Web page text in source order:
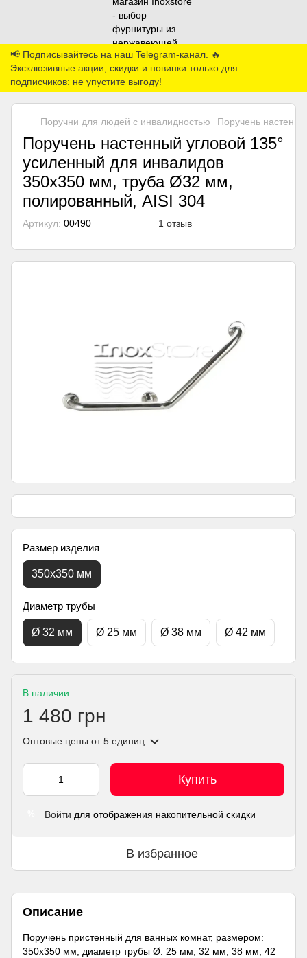
📢 Подписывайтесь на наш Telegram-канал. 🔥
Эксклюзивные акции, скидки и новинки только для
подписчиков: не упустите выгоду!
Поручни для людей с инвалидностью Поручень
Поручень настенный угловой 135°
усиленный для инвалидов
350х350 мм, труба Ø32 мм,
полированный, AISI 304
Артикул: 00490 1 отзыв
Размер изделия
350х350 мм
Диаметр трубы
Ø 32 мм Ø 25 мм Ø 38 мм Ø 42 мм
В наличии
1 480 грн
Оптовые цены от 5 единиц
Купить
Войти для отображения накопительной скидки
В избранное
Описание
Поручень пристенный для ванных комнат, размером:
350х350 мм, диаметр трубы Ø: 25 мм, 32 мм, 38 мм, 42